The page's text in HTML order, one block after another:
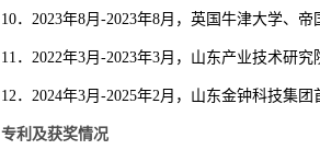
10． 2023年8月 -2023年8月，英国牛津大学、帝
11 ． 2022年3月 -2023年3月，山东产业技术研究
12． 2024年3月 -2025年2月，山东金钟科技集团
专利及获奖情况